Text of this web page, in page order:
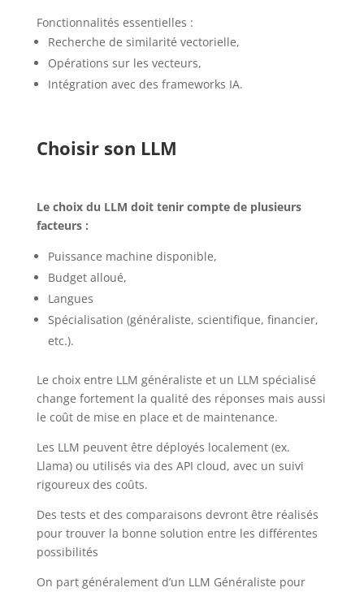
Fonctionnalités essentielles :
Recherche de similarité vectorielle,
Opérations sur les vecteurs,
Intégration avec des frameworks IA.
Choisir son LLM
Le choix du LLM doit tenir compte de plusieurs
facteurs :
Puissance machine disponible,
Budget alloué,
Langues
Spécialisation (généraliste, scientifique, financier,
etc.).
Le choix entre LLM généraliste et un LLM spécialisé
change fortement la qualité des réponses mais aussi
le coût de mise en place et de maintenance.
Les LLM peuvent être déployés localement (ex.
Llama) ou utilisés via des API cloud, avec un suivi
rigoureux des coûts.
Des tests et des comparaisons devront être réalisés
pour trouver la bonne solution entre les différentes
possibilités
On part généralement d’un LLM Généraliste pour